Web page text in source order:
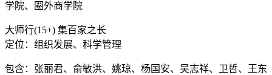
学院、圈外商学院
大师行(15+) 集百家之长
定位：组织发展、科学管理
包含：张丽君、俞敏洪、姚琼、杨国安、吴志祥、卫哲、王东